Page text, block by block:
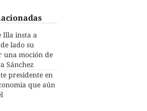
Illa insta a
lado su
una moción de
Sánchez
presidente en
que aún